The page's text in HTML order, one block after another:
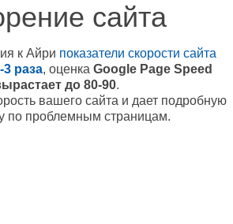
сайта
к Айри показатели скорости сайта
раза, оценка Google Page Speed
до 80-90.
вашего сайта и дает подробную
по проблемным страницам.